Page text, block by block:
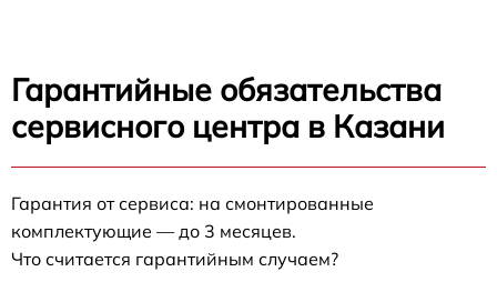
Гарантийные обязательства
сервисного центра в Казани
Гарантия от сервиса: на смонтированные
комплектующие — до 3 месяцев.
Что считается гарантийным случаем?